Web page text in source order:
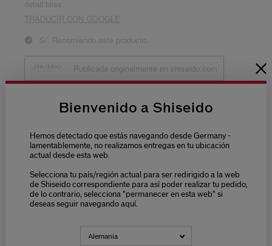
Bienvenido a Shiseido
Hemos detectado que estás navegando desde Germany -
lamentablemente, no realizamos entregas en tu ubicación
actual desde esta web.
Selecciona tu país/región actual para ser redirigido a la web
de Shiseido correspondiente para así poder realizar tu pedido,
de lo contrario, selecciona "permanecer en esta web" si
deseas seguir navegando aquí.
Alemania